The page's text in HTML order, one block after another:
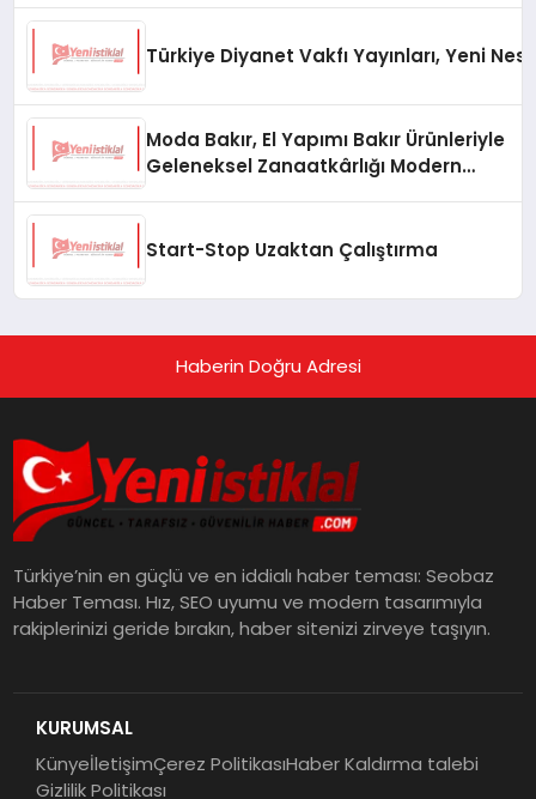
Türkiye Diyanet Vakfı Yayınları, Yeni
Moda Bakır, El Yapımı Bakır Ürünleriyle
Geleneksel Zanaatkârlığı Modern
Start-Stop Uzaktan Çalıştırma
Haberin Doğru Adresi
Türkiye’nin en güçlü ve en iddialı haber teması: Seobaz
Haber Teması. Hız, SEO uyumu ve modern tasarımıyla
rakiplerinizi geride bırakın, haber sitenizi zirveye taşıyın.
KURUMSAL
KünyeİletişimÇerez PolitikasıHaber Kaldırma talebi
Gizlilik Politikası